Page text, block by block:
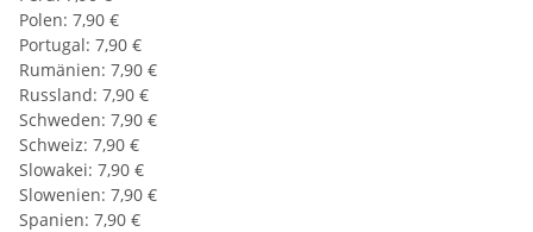
Polen: 7,90 €
Portugal: 7,90 €
Rumänien: 7,90 €
Russland: 7,90 €
Schweden: 7,90 €
Schweiz: 7,90 €
Slowakei: 7,90 €
Slowenien: 7,90 €
Spanien: 7,90 €